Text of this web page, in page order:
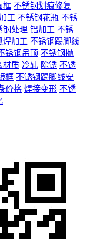
框 不锈钢划痕修复
工 不锈钢花瓶 不锈
钢处理 铝加工 不锈
焊加工 不锈钢踢脚线
锈钢吊顶 不锈钢抛
材质 冷轧 除锈 不锈
框 不锈钢踢脚线安
价格 焊接变形 不锈